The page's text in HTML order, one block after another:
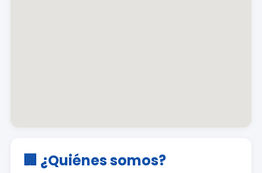
🏢 ¿Quiénes somos?